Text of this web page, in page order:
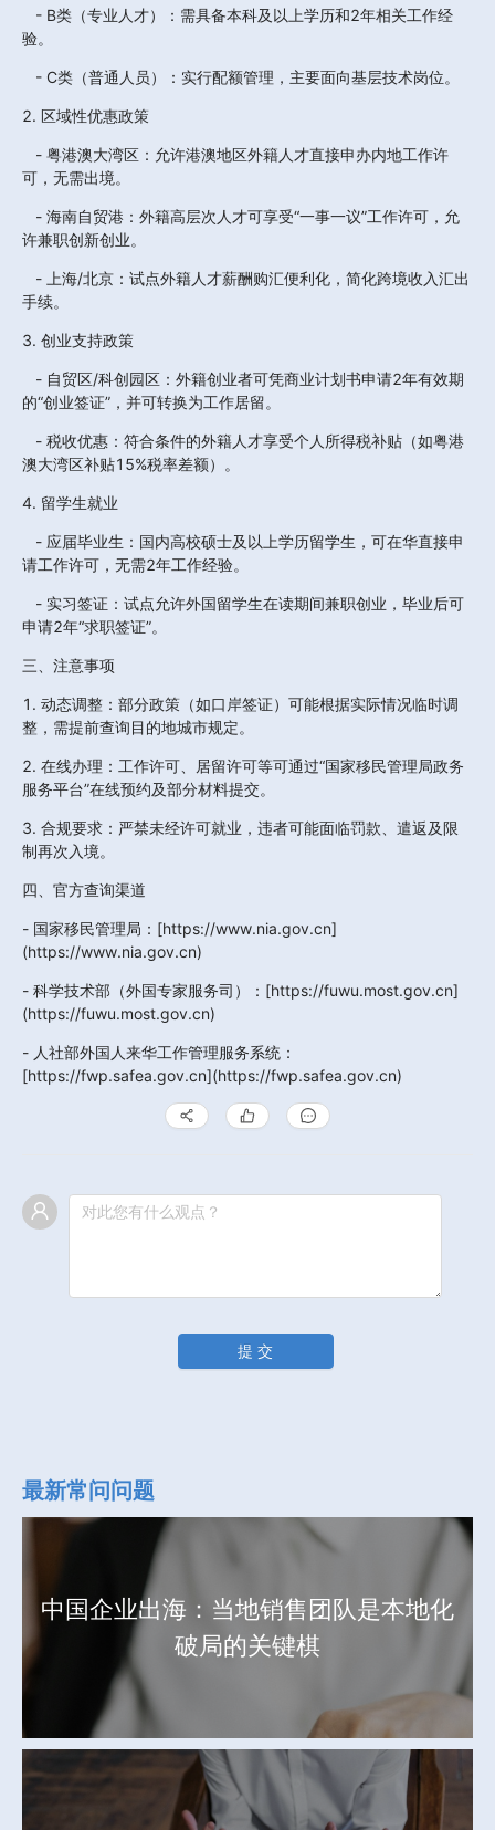
验。
   - C类（普通人员）：实行配额管理，主要面向基层技术岗位。
2. 区域性优惠政策
可，无需出境。
许兼职创新创业。
手续。
3. 创业支持政策
的“创业签证”，并可转换为工作居留。
澳大湾区补贴15%税率差额）。
4. 留学生就业
请工作许可，无需2年工作经验。
申请2年“求职签证”。
三、注意事项
1. 动态调整：部分政策（如口岸签证）可能根据实际情况临时调
整，需提前查询目的地城市规定。
2. 在线办理：工作许可、居留许可等可通过“国家移民管理局政务
服务平台”在线预约及部分材料提交。
3. 合规要求：严禁未经许可就业，违者可能面临罚款、遣返及限
制再次入境。
四、官方查询渠道
- 国家移民管理局：[https://www.nia.gov.cn]
(https://www.nia.gov.cn)
- 科学技术部（外国专家服务司）：[https://fuwu.most.gov.cn]
(https://fuwu.most.gov.cn)
- 人社部外国人来华工作管理服务系统：
[https://fwp.safea.gov.cn](https://fwp.safea.gov.cn)
提 交
最新常问问题
中国企业出海：当地销售团队是本地化
破局的关键棋